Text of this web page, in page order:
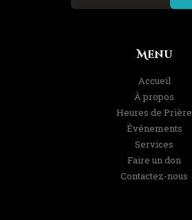
Menu
Accueil
À propos
Heures de Prière
Événements
Services
Faire un don
Contactez-nous